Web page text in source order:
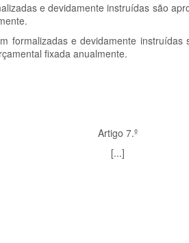
e devidamente instruídas são
formalizadas e devidamente
fixada anualmente.
Artigo 7.º
[...]